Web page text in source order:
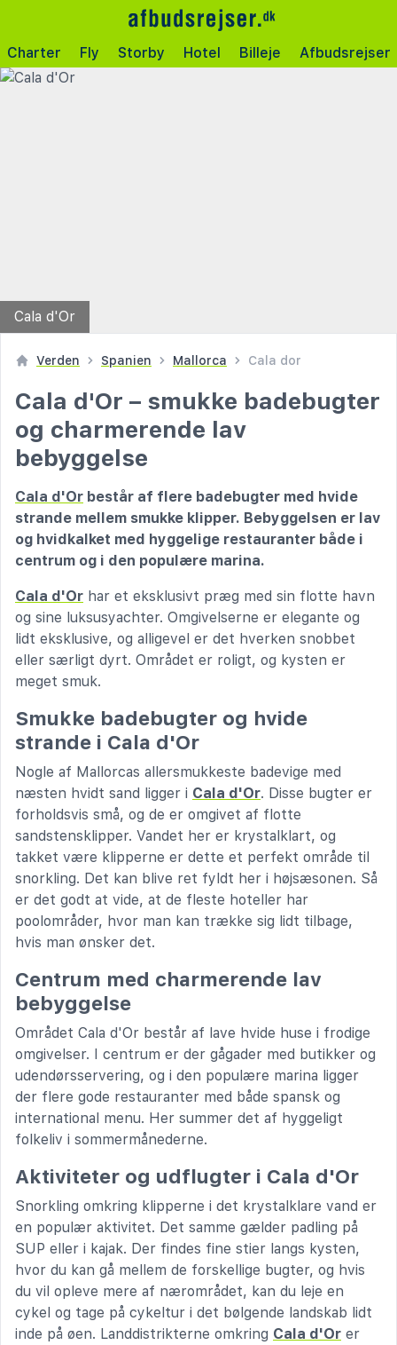
Charter Fly Storby Hotel Billeje Afbudsrejser
Cala d'Or
Verden Spanien Mallorca Cala dor
Cala d'Or – smukke badebugter
og charmerende lav
bebyggelse
Cala d'Or består af flere badebugter med hvide
strande mellem smukke klipper. Bebyggelsen er lav
og hvidkalket med hyggelige restauranter både i
centrum og i den populære marina.
Cala d'Or har et eksklusivt præg med sin flotte havn
og sine luksusyachter. Omgivelserne er elegante og
lidt eksklusive, og alligevel er det hverken snobbet
eller særligt dyrt. Området er roligt, og kysten er
meget smuk.
Smukke badebugter og hvide
strande i Cala d'Or
Nogle af Mallorcas allersmukkeste badevige med
næsten hvidt sand ligger i Cala d'Or. Disse bugter er
forholdsvis små, og de er omgivet af flotte
sandstensklipper. Vandet her er krystalklart, og
takket være klipperne er dette et perfekt område til
snorkling. Det kan blive ret fyldt her i højsæsonen. Så
er det godt at vide, at de fleste hoteller har
poolområder, hvor man kan trække sig lidt tilbage,
hvis man ønsker det.
Centrum med charmerende lav
bebyggelse
Området Cala d'Or består af lave hvide huse i frodige
omgivelser. I centrum er der gågader med butikker og
udendørsservering, og i den populære marina ligger
der flere gode restauranter med både spansk og
international menu. Her summer det af hyggeligt
folkeliv i sommermånederne.
Aktiviteter og udflugter i Cala d'Or
Snorkling omkring klipperne i det krystalklare vand er
en populær aktivitet. Det samme gælder padling på
SUP eller i kajak. Der findes fine stier langs kysten,
hvor du kan gå mellem de forskellige bugter, og hvis
du vil opleve mere af nærområdet, kan du leje en
cykel og tage på cykeltur i det bølgende landskab lidt
inde på øen. Landdistrikterne omkring Cala d'Or er